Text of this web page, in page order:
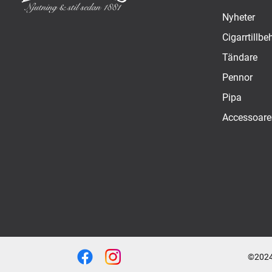
Nyheter
Tändare
Pennor
Pipa